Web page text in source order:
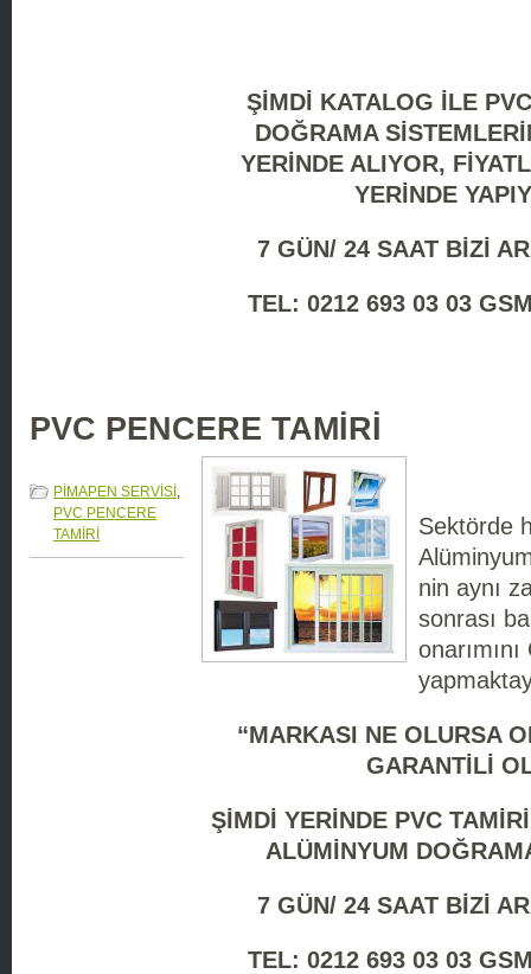
ŞİMDİ KATALOG İLE
DOĞRAMA
YERİNDE ALIYOR,
YERİNDE
7 GÜN/ 24 SAAT BİZİ
TEL: 0212 693 03 03
PVC PENCERE TAMİRİ
PİMAPEN SERVİSİ ,
PVC PENCERE
TAMİRİ
Sektörde
nin aynı
sonrası
“MARKASI NE OLURSA
GARANTİLİ
ŞİMDİ YERİNDE PVC
ALÜMİNYUM
7 GÜN/ 24 SAAT BİZİ
TEL: 0212 693 03 03